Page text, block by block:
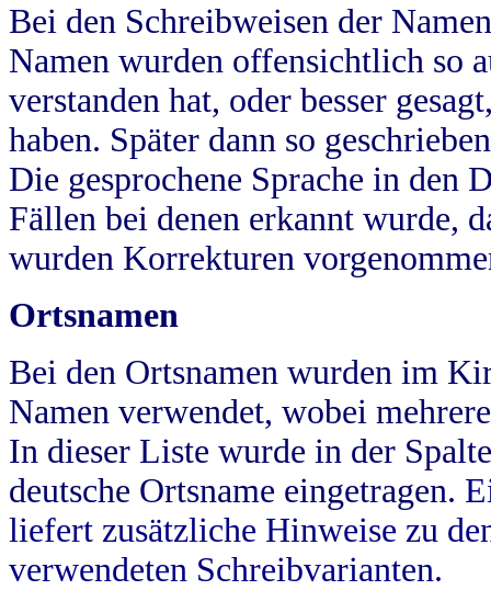
Bei den Schreibweisen der
Namen wurden offensichtlich so
verstanden hat, oder besser
haben. Später dann so
Die gesprochene Sprache in
Fällen bei denen erkannt wurde,
wurden Korrekturen
Ortsnamen
Bei den Ortsnamen wurden im
Namen verwendet, wobei
In dieser Liste wurde in der
deutsche Ortsname eingetragen.
liefert zusätzliche Hinweise zu
verwendeten Schreibvarianten.